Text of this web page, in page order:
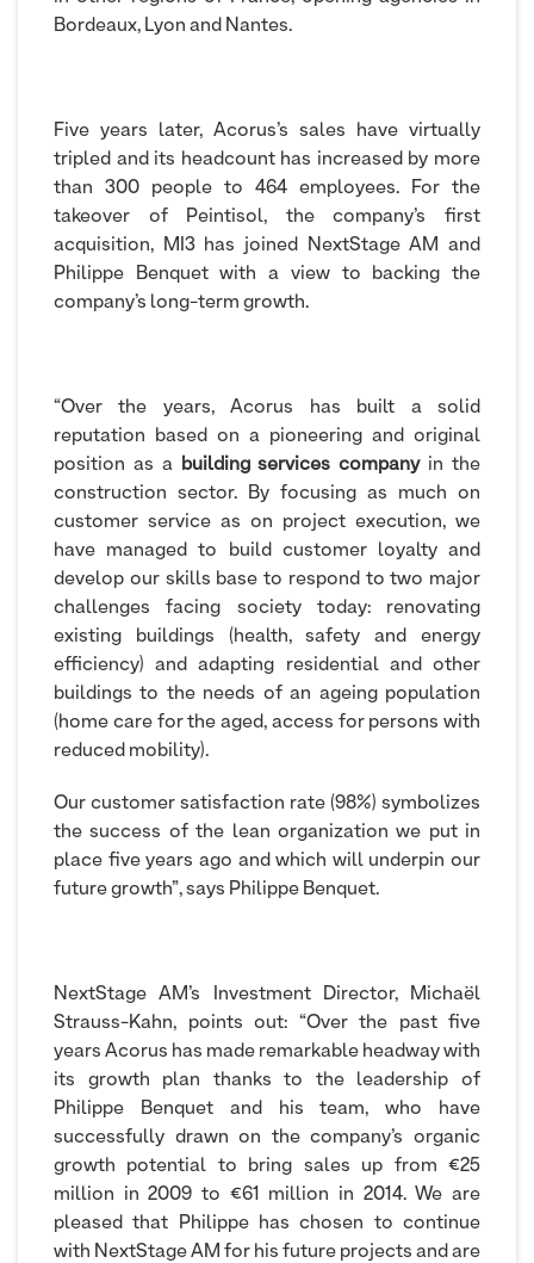
Bordeaux, Lyon and Nantes.
Five years later, Acorus’s sales have virtually
tripled and its headcount has increased by more
than 300 people to 464 employees. For the
takeover of Peintisol, the company’s first
acquisition, MI3 has joined NextStage AM and
Philippe Benquet with a view to backing the
company’s long-term growth.
“Over the years, Acorus has built a solid
reputation based on a pioneering and original
position as a building services company in the
construction sector. By focusing as much on
customer service as on project execution, we
have managed to build customer loyalty and
develop our skills base to respond to two major
challenges facing society today: renovating
existing buildings (health, safety and energy
efficiency) and adapting residential and other
buildings to the needs of an ageing population
(home care for the aged, access for persons with
reduced mobility).
Our customer satisfaction rate (98%) symbolizes
the success of the lean organization we put in
place five years ago and which will underpin our
future growth”, says Philippe Benquet.
NextStage AM’s Investment Director, Michaël
Strauss-Kahn, points out: “Over the past five
years Acorus has made remarkable headway with
its growth plan thanks to the leadership of
Philippe Benquet and his team, who have
successfully drawn on the company’s organic
growth potential to bring sales up from €25
million in 2009 to €61 million in 2014. We are
pleased that Philippe has chosen to continue
with NextStage AM for his future projects and are